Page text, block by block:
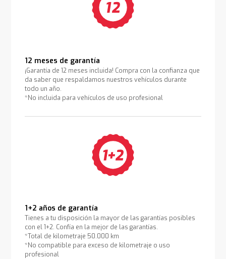
12 meses de garantía
¡Garantía de 12 meses incluida! Compra con la confianza que
da saber que respaldamos nuestros vehículos durante
todo un año.
*No incluida para vehículos de uso profesional
1+2 años de garantía
Tienes a tu disposición la mayor de las garantías posibles
con el 1+2. Confía en la mejor de las garantías.
*Total de kilometraje 50.000 km
*No compatible para exceso de kilometraje o uso
profesional